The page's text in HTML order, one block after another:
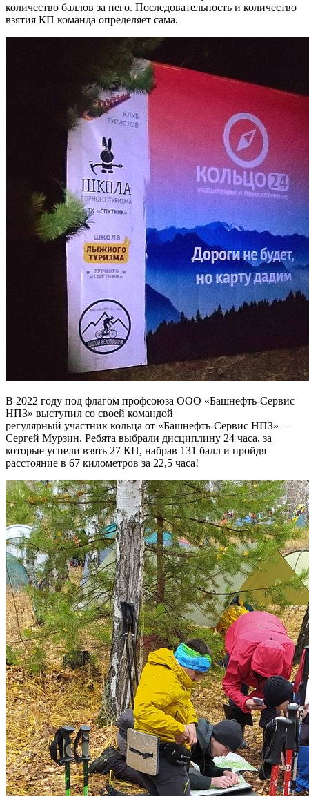
количество баллов за него. Последовательность и количество
взятия КП команда определяет сама.
В 2022 году под флагом профсоюза ООО «Башнефть-Сервис
НПЗ» выступил со своей командой
регулярный участник кольца от «Башнефть-Сервис НПЗ» –
Сергей Мурзин. Ребята выбрали дисциплину 24 часа, за
которые успели взять 27 КП, набрав 131 балл и пройдя
расстояние в 67 километров за 22,5 часа!